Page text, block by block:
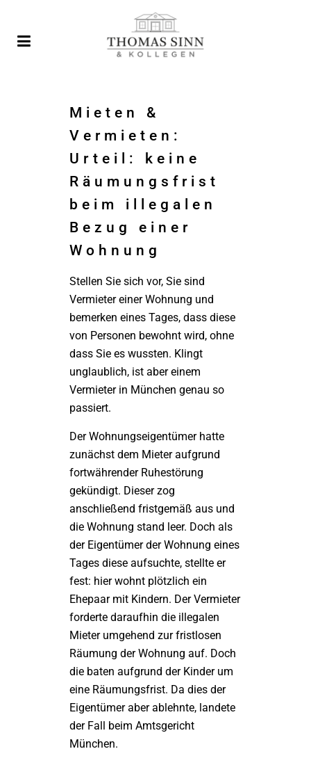
Mieten &
Vermieten:
Urteil: keine
Räumungsfrist
beim illegalen
Bezug einer
Wohnung
Stellen Sie sich vor, Sie sind
Vermieter einer Wohnung und
bemerken eines Tages, dass diese
von Personen bewohnt wird, ohne
dass Sie es wussten. Klingt
unglaublich, ist aber einem
Vermieter in München genau so
passiert.
Der Wohnungseigentümer hatte
zunächst dem Mieter aufgrund
fortwährender Ruhestörung
gekündigt. Dieser zog
anschließend fristgemäß aus und
die Wohnung stand leer. Doch als
der Eigentümer der Wohnung eines
Tages diese aufsuchte, stellte er
fest: hier wohnt plötzlich ein
Ehepaar mit Kindern. Der Vermieter
forderte daraufhin die illegalen
Mieter umgehend zur fristlosen
Räumung der Wohnung auf. Doch
die baten aufgrund der Kinder um
eine Räumungsfrist. Da dies der
Eigentümer aber ablehnte, landete
der Fall beim Amtsgericht
München.